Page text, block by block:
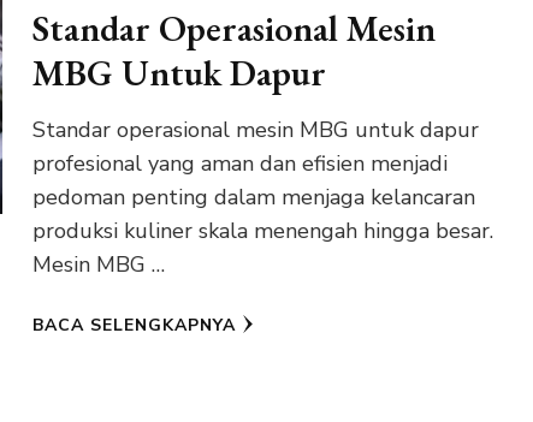
Standar Operasional Mesin
MBG Untuk Dapur
Standar operasional mesin MBG untuk dapur
profesional yang aman dan efisien menjadi
pedoman penting dalam menjaga kelancaran
produksi kuliner skala menengah hingga besar.
Mesin MBG …
BACA SELENGKAPNYA